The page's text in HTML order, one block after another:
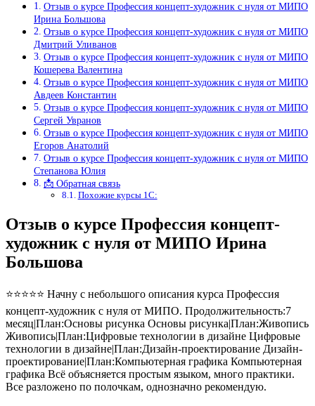
Отзыв о курсе Профессия концепт-художник с нуля от МИПО
Ирина Большова
Отзыв о курсе Профессия концепт-художник с нуля от МИПО
Дмитрий Уливанов
Отзыв о курсе Профессия концепт-художник с нуля от МИПО
Кошерева Валентина
Отзыв о курсе Профессия концепт-художник с нуля от МИПО
Авдеев Константин
Отзыв о курсе Профессия концепт-художник с нуля от МИПО
Сергей Увранов
Отзыв о курсе Профессия концепт-художник с нуля от МИПО
Егоров Анатолий
Отзыв о курсе Профессия концепт-художник с нуля от МИПО
Степанова Юлия
📩 Обратная связь
Похожие курсы 1С:
Отзыв о курсе Профессия концепт-
художник с нуля от МИПО Ирина
Большова
⭐⭐⭐⭐⭐ Начну с небольшого описания курса Профессия
концепт-художник с нуля от МИПО. Продолжительность:7
месяц|План:Основы рисунка Основы рисунка|План:Живопись
Живопись|План:Цифровые технологии в дизайне Цифровые
технологии в дизайне|План:Дизайн-проектирование Дизайн-
проектирование|План:Компьютерная графика Компьютерная
графика Всё объясняется простым языком, много практики.
Все разложено по полочкам, однозначно рекомендую.